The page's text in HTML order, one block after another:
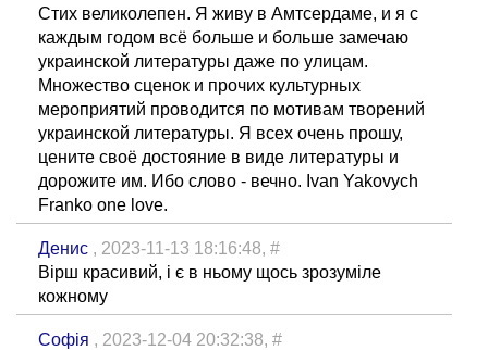
Стих великолепен. Я живу в Амтсердаме, и я с
каждым годом всё больше и больше замечаю
украинской литературы даже по улицам.
Множество сценок и прочих культурных
мероприятий проводится по мотивам творений
украинской литературы. Я всех очень прошу,
цените своё достояние в виде литературы и
дорожите им. Ибо слово - вечно. Ivan Yakovych
Franko one love.
Денис , 2023-11-13 18:16:48, #
Вірш красивий, і є в ньому щось зрозуміле
кожному
Софія , 2023-12-04 20:32:38, #